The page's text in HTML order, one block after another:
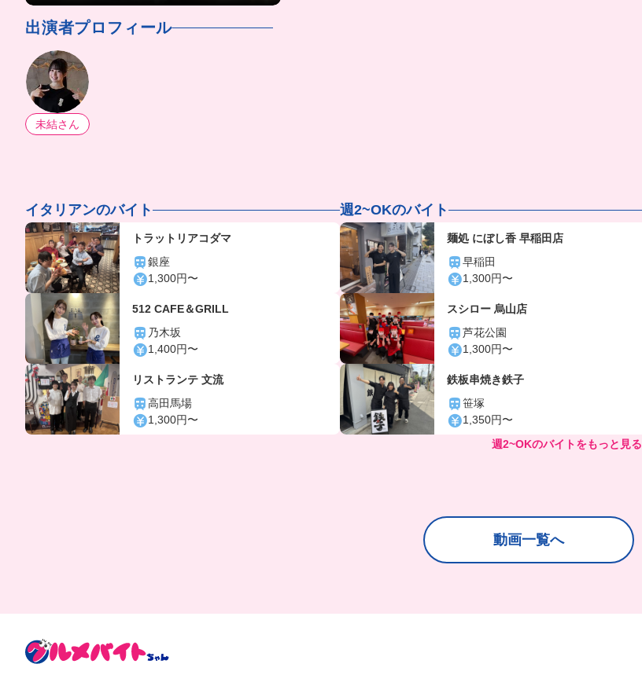
出演者プロフィール
未結さん
イタリアンのバイト
トラットリアコダマ
銀座
1,300円〜
512 CAFE＆GRILL
乃木坂
1,400円〜
リストランテ 文流
高田馬場
1,300円〜
週2~OKのバイト
麺処 にぼし香 早稲田店
早稲田
1,300円〜
スシロー 烏山店
芦花公園
1,300円〜
鉄板串焼き鉄子
笹塚
1,350円〜
週2~OKのバイトをもっと見る
動画一覧へ